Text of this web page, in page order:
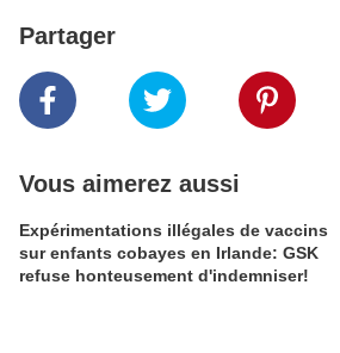
Partager
Vous aimerez aussi
Expérimentations illégales de vaccins
sur enfants cobayes en Irlande: GSK
refuse honteusement d'indemniser!